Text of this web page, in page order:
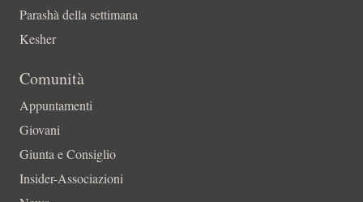
Parashà della settimana
Kesher
Comunità
Appuntamenti
Giovani
Giunta e Consiglio
Insider-Associazioni